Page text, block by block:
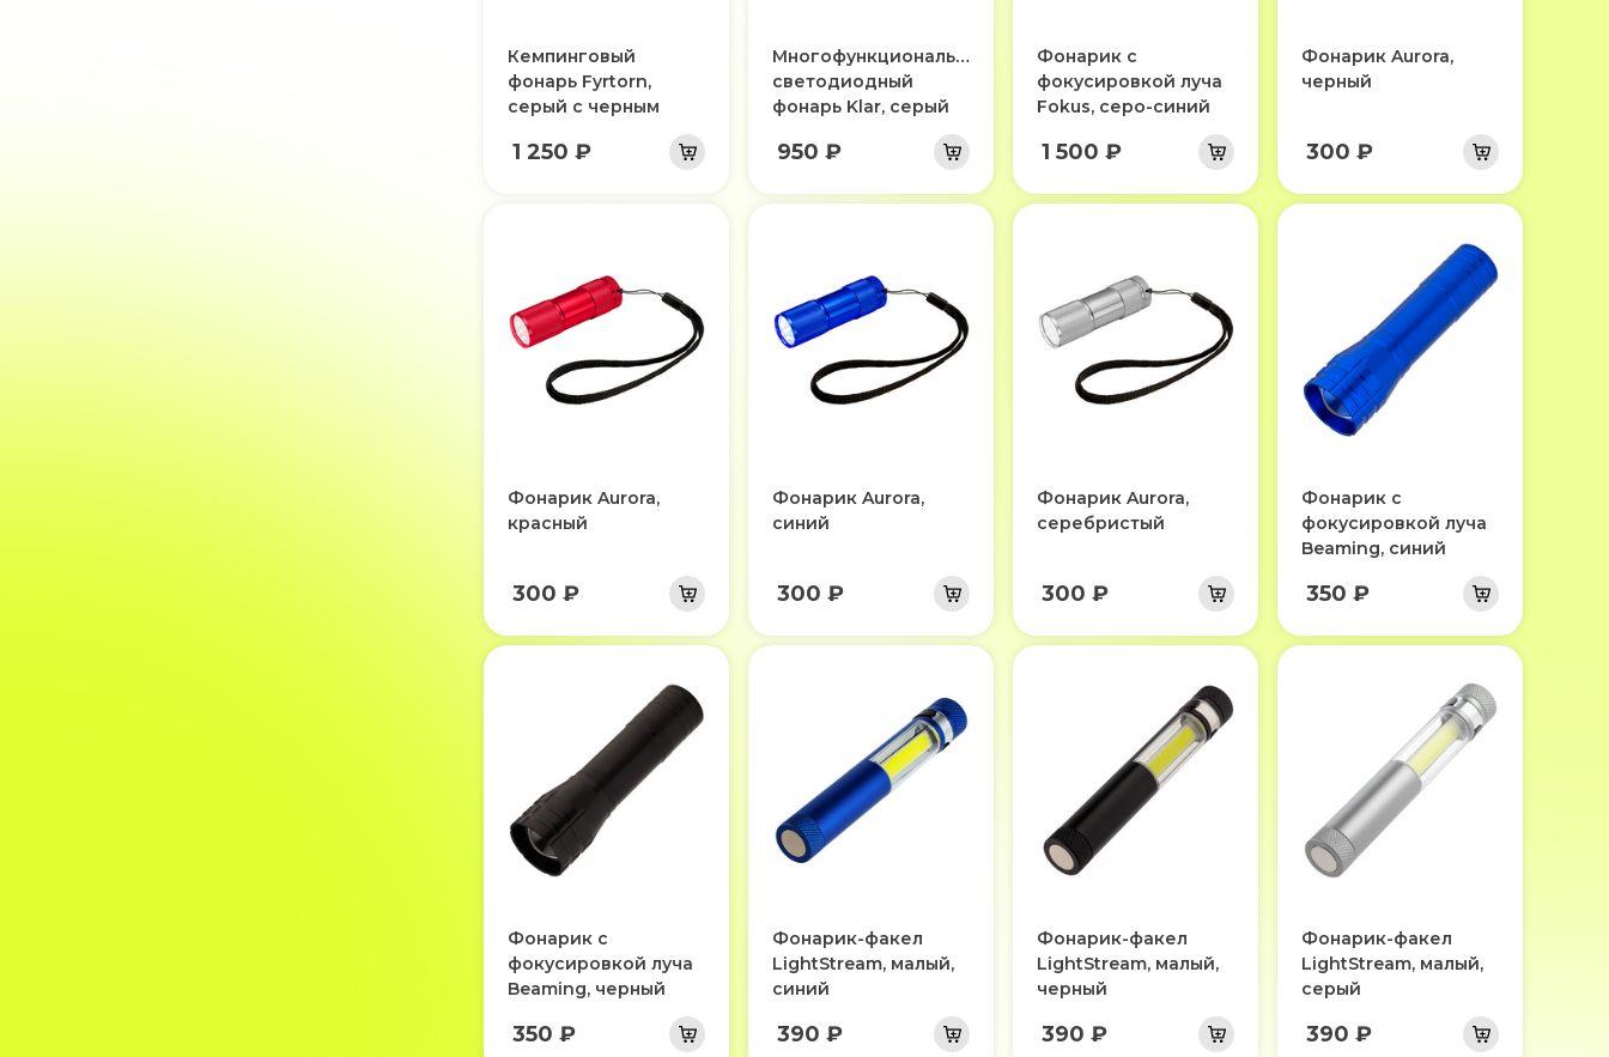
Кемпинговый
фонарь Fyrtorn,
серый с черным
1 250 ₽
Многофункциональный
светодиодный
фонарь Klar, серый
950 ₽
Фонарик с
фокусировкой луча
Fokus, серо-синий
1 500 ₽
Фонарик Aurora,
черный
300 ₽
Фонарик Aurora,
красный
300 ₽
Фонарик Aurora,
синий
300 ₽
Фонарик Aurora,
серебристый
300 ₽
Фонарик с
фокусировкой луча
Beaming, синий
350 ₽
Фонарик с
фокусировкой луча
Beaming, черный
350 ₽
Фонарик-факел
LightStream, малый,
синий
390 ₽
Фонарик-факел
LightStream, малый,
черный
390 ₽
Фонарик-факел
LightStream, малый,
серый
390 ₽